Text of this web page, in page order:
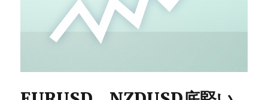
タ
ー
ト